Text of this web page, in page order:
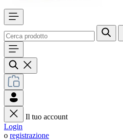
Il tuo account
Login
o registrazione